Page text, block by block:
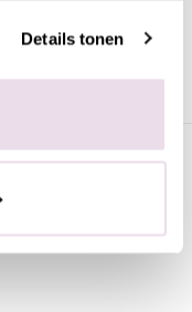
Details tonen